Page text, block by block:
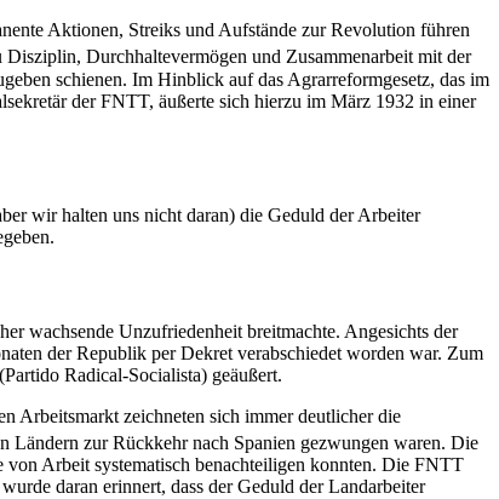
Aktionen, Streiks und Aufstände zur Revolution führen
Durchhaltevermögen und Zusammenarbeit mit der
schienen. Im Hinblick auf das Agrarreformgesetz, das im
der FNTT, äußerte sich hierzu im März 1932 in einer
wir halten uns nicht daran) die Geduld der Arbeiter
wachsende Unzufriedenheit breitmachte. Angesichts der
der Republik per Dekret verabschiedet worden war. Zum
Radical-Socialista) geäußert.
Arbeitsmarkt zeichneten sich immer deutlicher die
Ländern zur Rückkehr nach Spanien gezwungen waren. Die
von Arbeit systematisch benachteiligen konnten. Die FNTT
daran erinnert, dass der Geduld der Landarbeiter